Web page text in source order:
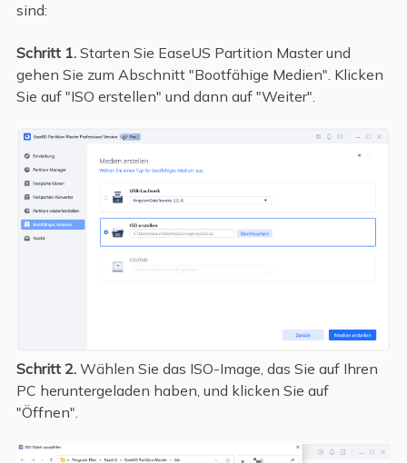
sind:
Schritt 1.Starten Sie EaseUS Partition Master und
gehen Sie zum Abschnitt "Bootfähige Medien". Klicken
Sie auf "ISO erstellen" und dann auf "Weiter".
Schritt 2.Wählen Sie das ISO-Image, das Sie auf Ihren
PC heruntergeladen haben, und klicken Sie auf
"Öffnen".